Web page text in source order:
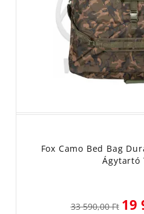
Fox Camo Bed Bag
Ágytartó
33 590,00 Ft 19